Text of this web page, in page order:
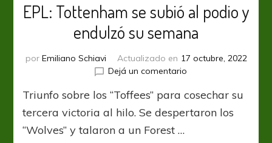
EPL: Tottenham se subió al podio y
endulzó su semana
por Emiliano Schiavi Actualizado en 17 octubre, 2022
Dejá un comentarioen
Tottenham
se
Triunfo sobre los “Toffees” para cosechar su
tercera victoria al hilo. Se despertaron los
“Wolves” y talaron a un Forest …